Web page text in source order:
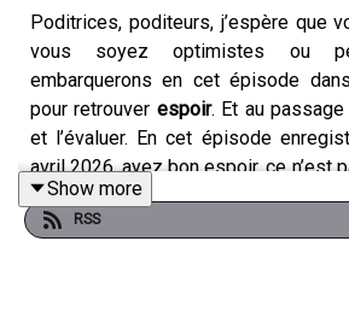
Poditrices, poditeurs, j’espère que
vous soyez optimistes ou
embarquerons en cet épisode
pour retrouver espoir. Et au
et l’évaluer. En cet épisode
avril 2026, ayez bon espoir, ce n’est
bien parler un peu de sciences et
Podcast Science, en l’épisode 543.
Show more
RSS